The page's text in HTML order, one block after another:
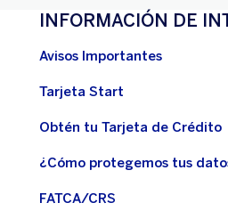
INFORMACIÓN DE
Avisos Importantes
Tarjeta Start
Obtén tu Tarjeta de Crédito
¿Cómo protegemos tus
FATCA/CRS